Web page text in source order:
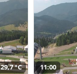
29,7 °C 11:00